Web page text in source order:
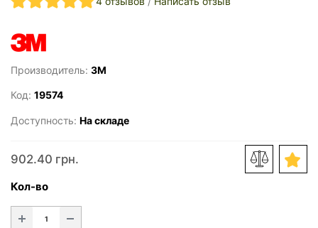
Производитель: 3M
Код: 19574
Доступность: На складе
902.40 грн.
Кол-во